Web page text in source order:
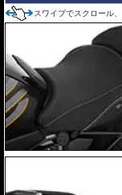
スワイプでスクロール